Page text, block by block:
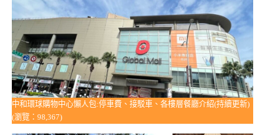
中和環球購物中心懶人包:停車費、接駁車、各樓層餐廳介紹(持續更新)
(瀏覽：98,367)